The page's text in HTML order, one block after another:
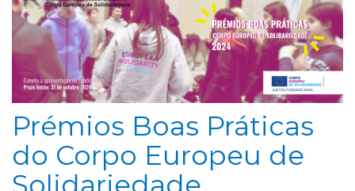
Prémios Boas Práticas
do Corpo Europeu de